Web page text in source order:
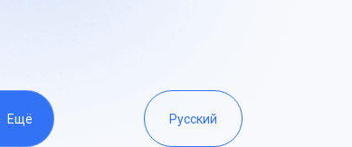
Ещё Русский